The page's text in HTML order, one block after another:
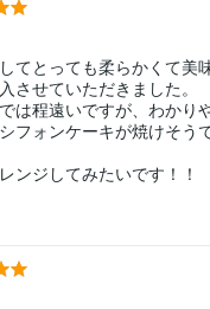
てとっても柔らかくて美
させていただきました。
は程遠いですが、わかり
フォンケーキが焼けそう
ンジしてみたいです！！